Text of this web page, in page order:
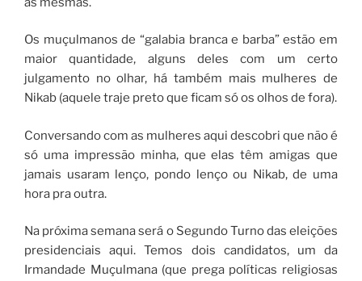
Os muçulmanos de “galabia branca e barba” estão em
maior quantidade, alguns deles com um certo
julgamento no olhar, há também mais mulheres de
Nikab (aquele traje preto que ficam só os olhos de fora).
Conversando com as mulheres aqui descobri que não é
só uma impressão minha, que elas têm amigas que
jamais usaram lenço, pondo lenço ou Nikab, de uma
hora pra outra.
Na próxima semana será o Segundo Turno das eleições
presidenciais aqui. Temos dois candidatos, um da
Irmandade Muçulmana (que prega políticas religiosas